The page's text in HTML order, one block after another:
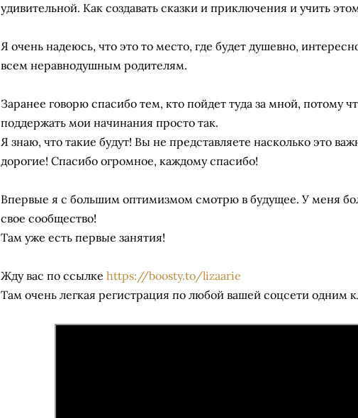
удивительной. Как создавать сказки и приключения и учить
Я очень надеюсь, что это то место, где будет душевно,
всем неравнодушным родителям.
Заранее говорю спасибо тем, кто пойдет туда за мной, потому
поддержать мои начинания просто так.
Я знаю, что такие будут! Вы не представляете насколько это
дорогие! Спасибо огромное, каждому спасибо!
Впервые я с большим оптимизмом смотрю в будущее. У меня
свое сообщество!
Там уже есть первые занятия!
Жду вас по ссылке https://boosty.to/lizaarie
Там очень легкая регистрация по любой вашей соцсети одним